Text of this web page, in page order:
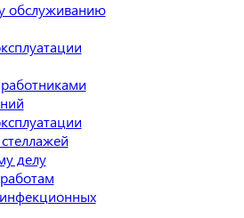
обслуживанию
делу